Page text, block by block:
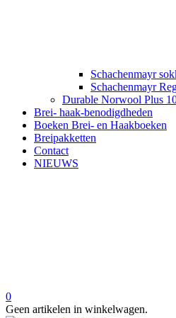
Schachenmayr
Schachenmayr
Durable Norwool Plus
Brei- haak-benodigdheden
Boeken Brei- en Haakboeken
Breipakketten
Contact
NIEUWS
0
Geen artikelen in winkelwagen.